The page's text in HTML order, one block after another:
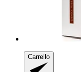
Carrello